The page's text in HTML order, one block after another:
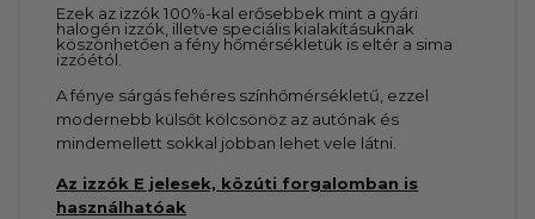
Ezek az izzók 100%-kal erősebbek mint a gyári
halogén izzók, illetve speciális kialakításuknak
köszönhetően a fény hőmérsékletük is eltér a sima
izzóétól.
A fénye sárgás fehéres színhőmérsékletű, ezzel
modernebb külsőt kölcsönöz az autónak és
mindemellett sokkal jobban lehet vele látni.
Az izzók E jelesek, közúti forgalomban is
használhatóak